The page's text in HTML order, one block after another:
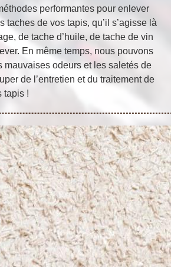
performantes pour enlever
de vos tapis, qu’il s’agisse là
de tache d’huile, de tache de vin
En même temps, nous pouvons
mauvaises odeurs et les saletés de
de l’entretien et du traitement de
tapis !